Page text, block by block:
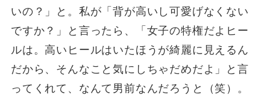
いの？」と。私が「背が高いし可愛げなくない
ですか？」と言ったら、「女子の特権だよヒー
ルは。高いヒールはいたほうが綺麗に見えるん
だから、そんなこと気にしちゃだめだよ」と言
ってくれて、なんて男前なんだろうと（笑）。